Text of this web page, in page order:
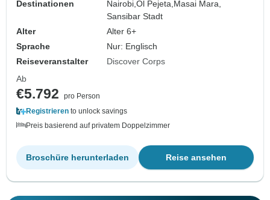
Destinationen
Nairobi,Ol Pejeta, Masai Mara,
Sansibar Stadt
Alter
Alter 6+
Sprache
Nur: Englisch
Reiseveranstalter
Discover Corps
Ab
€5.792
pro Person
Registrieren to unlock savings
Preis basierend auf privatem Doppelzimmer
Reise ansehen
Broschüre herunterladen